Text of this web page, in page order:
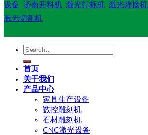
设备 济南开料机 激光打标机 激光焊接机
激光切割机
Search
首页
关于我们
产品中心
家具生产设备
数控雕刻机
石材雕刻机
CNC激光设备